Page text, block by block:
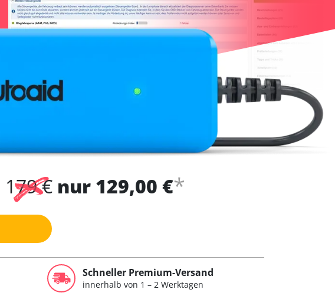
179 € nur 129,00 €*
Schneller Premium-Versand
innerhalb von 1 – 2 Werktagen